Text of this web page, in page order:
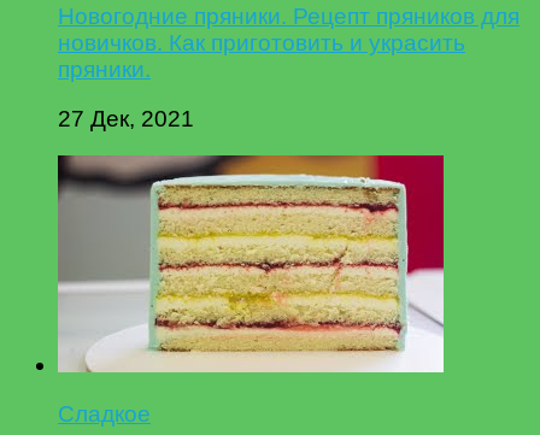
Новогодние пряники. Рецепт пряников для
новичков. Как приготовить и украсить
пряники.
27 Дек, 2021
Сладкое